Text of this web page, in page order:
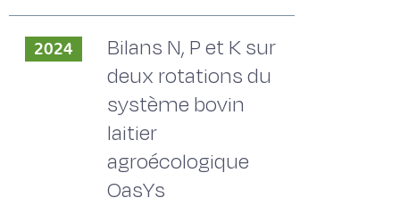
2024
Bilans N, P et K sur
deux rotations du
système bovin
laitier
agroécologique
OasYs